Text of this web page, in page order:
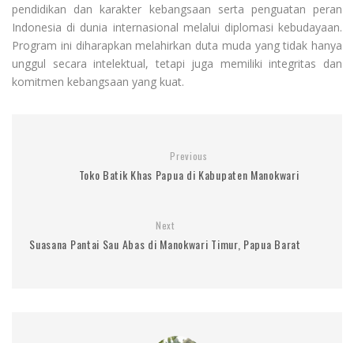
pendidikan dan karakter kebangsaan serta penguatan peran
Indonesia di dunia internasional melalui diplomasi kebudayaan.
Program ini diharapkan melahirkan duta muda yang tidak hanya
unggul secara intelektual, tetapi juga memiliki integritas dan
komitmen kebangsaan yang kuat.
Previous
Toko Batik Khas Papua di Kabupaten Manokwari
Next
Suasana Pantai Sau Abas di Manokwari Timur, Papua Barat